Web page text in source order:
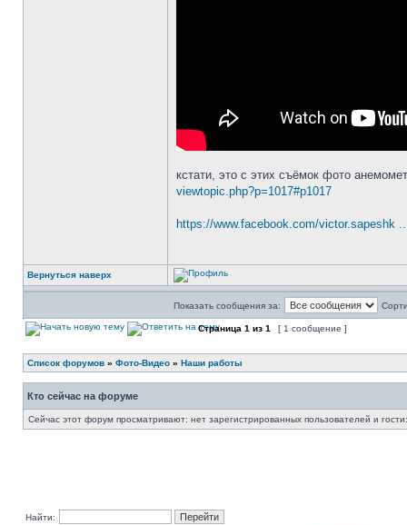
кстати, это с этих съёмок фото
viewtopic.php?p=1017#p1017
https://www.facebook.com/victor.sapeshk
Вернуться наверх
Показать сообщения за:
Страница 1 из 1 [ 1 сообщение ]
Список форумов » Фото-Видео » Наши работы
Кто сейчас на форуме
Сейчас этот форум просматривают: нет зарегистрированных пользователей и
Найти: